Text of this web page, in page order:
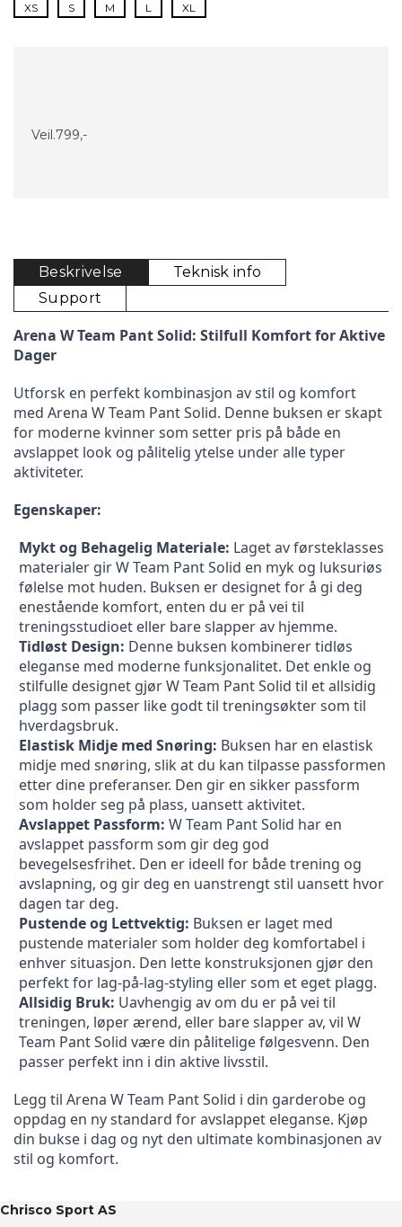
XS S M L XL
Veil.799,-
Beskrivelse
Teknisk info
Support
Arena W Team Pant Solid: Stilfull Komfort for Aktive
Dager
Utforsk en perfekt kombinasjon av stil og komfort
med Arena W Team Pant Solid. Denne buksen er skapt
for moderne kvinner som setter pris på både en
avslappet look og pålitelig ytelse under alle typer
aktiviteter.
Egenskaper:
Mykt og Behagelig Materiale: Laget av førsteklasses
materialer gir W Team Pant Solid en myk og luksuriøs
følelse mot huden. Buksen er designet for å gi deg
enestående komfort, enten du er på vei til
treningsstudioet eller bare slapper av hjemme.
Tidløst Design: Denne buksen kombinerer tidløs
eleganse med moderne funksjonalitet. Det enkle og
stilfulle designet gjør W Team Pant Solid til et allsidig
plagg som passer like godt til treningsøkter som til
hverdagsbruk.
Elastisk Midje med Snøring: Buksen har en elastisk
midje med snøring, slik at du kan tilpasse passformen
etter dine preferanser. Den gir en sikker passform
som holder seg på plass, uansett aktivitet.
Avslappet Passform: W Team Pant Solid har en
avslappet passform som gir deg god
bevegelsesfrihet. Den er ideell for både trening og
avslapning, og gir deg en uanstrengt stil uansett hvor
dagen tar deg.
Pustende og Lettvektig: Buksen er laget med
pustende materialer som holder deg komfortabel i
enhver situasjon. Den lette konstruksjonen gjør den
perfekt for lag-på-lag-styling eller som et eget plagg.
Allsidig Bruk: Uavhengig av om du er på vei til
treningen, løper ærend, eller bare slapper av, vil W
Team Pant Solid være din pålitelige følgesvenn. Den
passer perfekt inn i din aktive livsstil.
Legg til Arena W Team Pant Solid i din garderobe og
oppdag en ny standard for avslappet eleganse. Kjøp
din bukse i dag og nyt den ultimate kombinasjonen av
stil og komfort.
Chrisco Sport AS